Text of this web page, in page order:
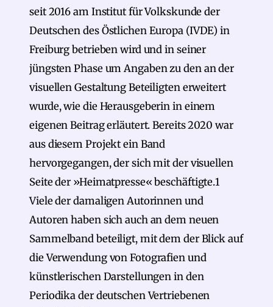
seit 2016 am Institut für Volkskunde der
Deutschen des Östlichen Europa (IVDE) in
Freiburg betrieben wird und in seiner
jüngsten Phase um Angaben zu den an der
visuellen Gestaltung Beteiligten erweitert
wurde, wie die Herausgeberin in einem
eigenen Beitrag erläutert. Bereits 2020 war
aus diesem Projekt ein Band
hervorgegangen, der sich mit der visuellen
Seite der »Heimatpresse« beschäftigte.1
Viele der damaligen Autorinnen und
Autoren haben sich auch an dem neuen
Sammelband beteiligt, mit dem der Blick auf
die Verwendung von Fotografien und
künstlerischen Darstellungen in den
Periodika der deutschen Vertriebenen